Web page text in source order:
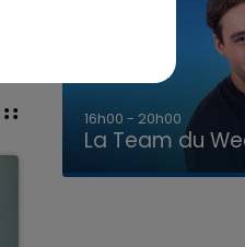
7h00 - 12h00
La Team du